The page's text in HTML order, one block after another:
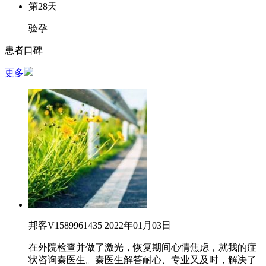
第28天
验孕
患者口碑
更多
邦客V1589961435 2022年01月03日
在外院检查并做了激光，恢复期间心情焦虑，就我的症
状咨询秦医生。秦医生解答耐心、专业又及时，解决了